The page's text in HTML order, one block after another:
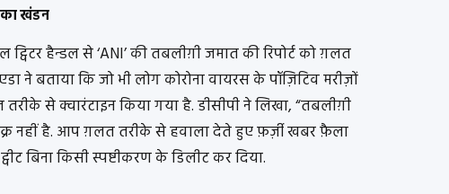
का खंडन
हैन्डल से ‘ANI’ की तबलीग़ी जमात की रिपोर्ट को ग़लत
ने बताया कि जो भी लोग कोरोना वायरस के पॉज़िटिव मरीज़ों
से क्वारंटाइन किया गया है. डीसीपी ने लिखा, “तबलीग़ी
नहीं है. आप ग़लत तरीके से हवाला देते हुए फ़र्ज़ी खबर फ़ैला
बिना किसी स्पष्टीकरण के डिलीट कर दिया.